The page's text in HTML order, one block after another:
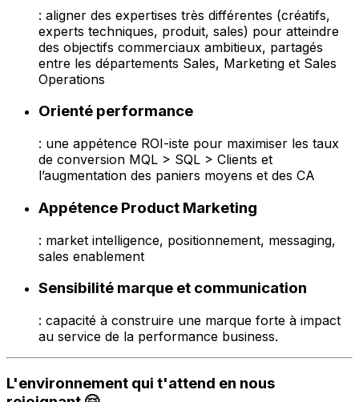
: aligner des expertises très différentes (créatifs,
experts techniques, produit, sales) pour atteindre
des objectifs commerciaux ambitieux, partagés
entre les départements Sales, Marketing et Sales
Operations
Orienté performance
: une appétence ROI-iste pour maximiser les taux
de conversion MQL > SQL > Clients et
l’augmentation des paniers moyens et des CA
Appétence Product Marketing
: market intelligence, positionnement, messaging,
sales enablement
Sensibilité marque et communication
: capacité à construire une marque forte à impact
au service de la performance business.
L'environnement qui t'attend en nous